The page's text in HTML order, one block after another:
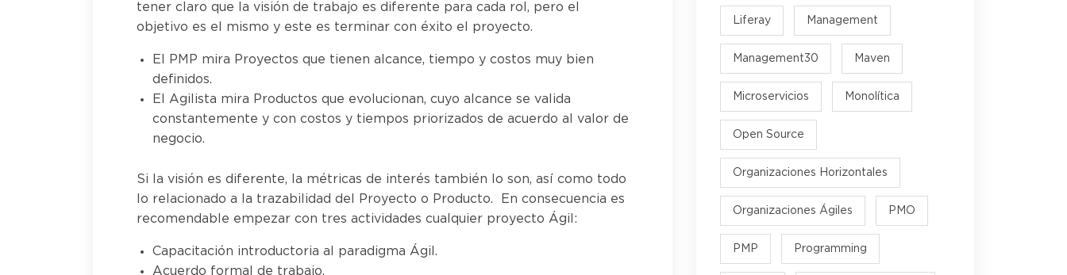
tener claro que la visión de trabajo es diferente para cada rol, pero el
objetivo es el mismo y este es terminar con éxito el proyecto.
El PMP mira Proyectos que tienen alcance, tiempo y costos muy bien
definidos.
El Agilista mira Productos que evolucionan, cuyo alcance se valida
constantemente y con costos y tiempos priorizados de acuerdo al valor de
negocio.
Si la visión es diferente, la métricas de interés también lo son, así como todo
lo relacionado a la trazabilidad del Proyecto o Producto. En consecuencia es
recomendable empezar con tres actividades cualquier proyecto Ágil:
Capacitación introductoria al paradigma Ágil.
Acuerdo formal de trabajo.
Liferay Management
Management30 Maven
Microservicios Monolítica
Open Source
Organizaciones Horizontales
Organizaciones Ágiles PMO
PMP Programming